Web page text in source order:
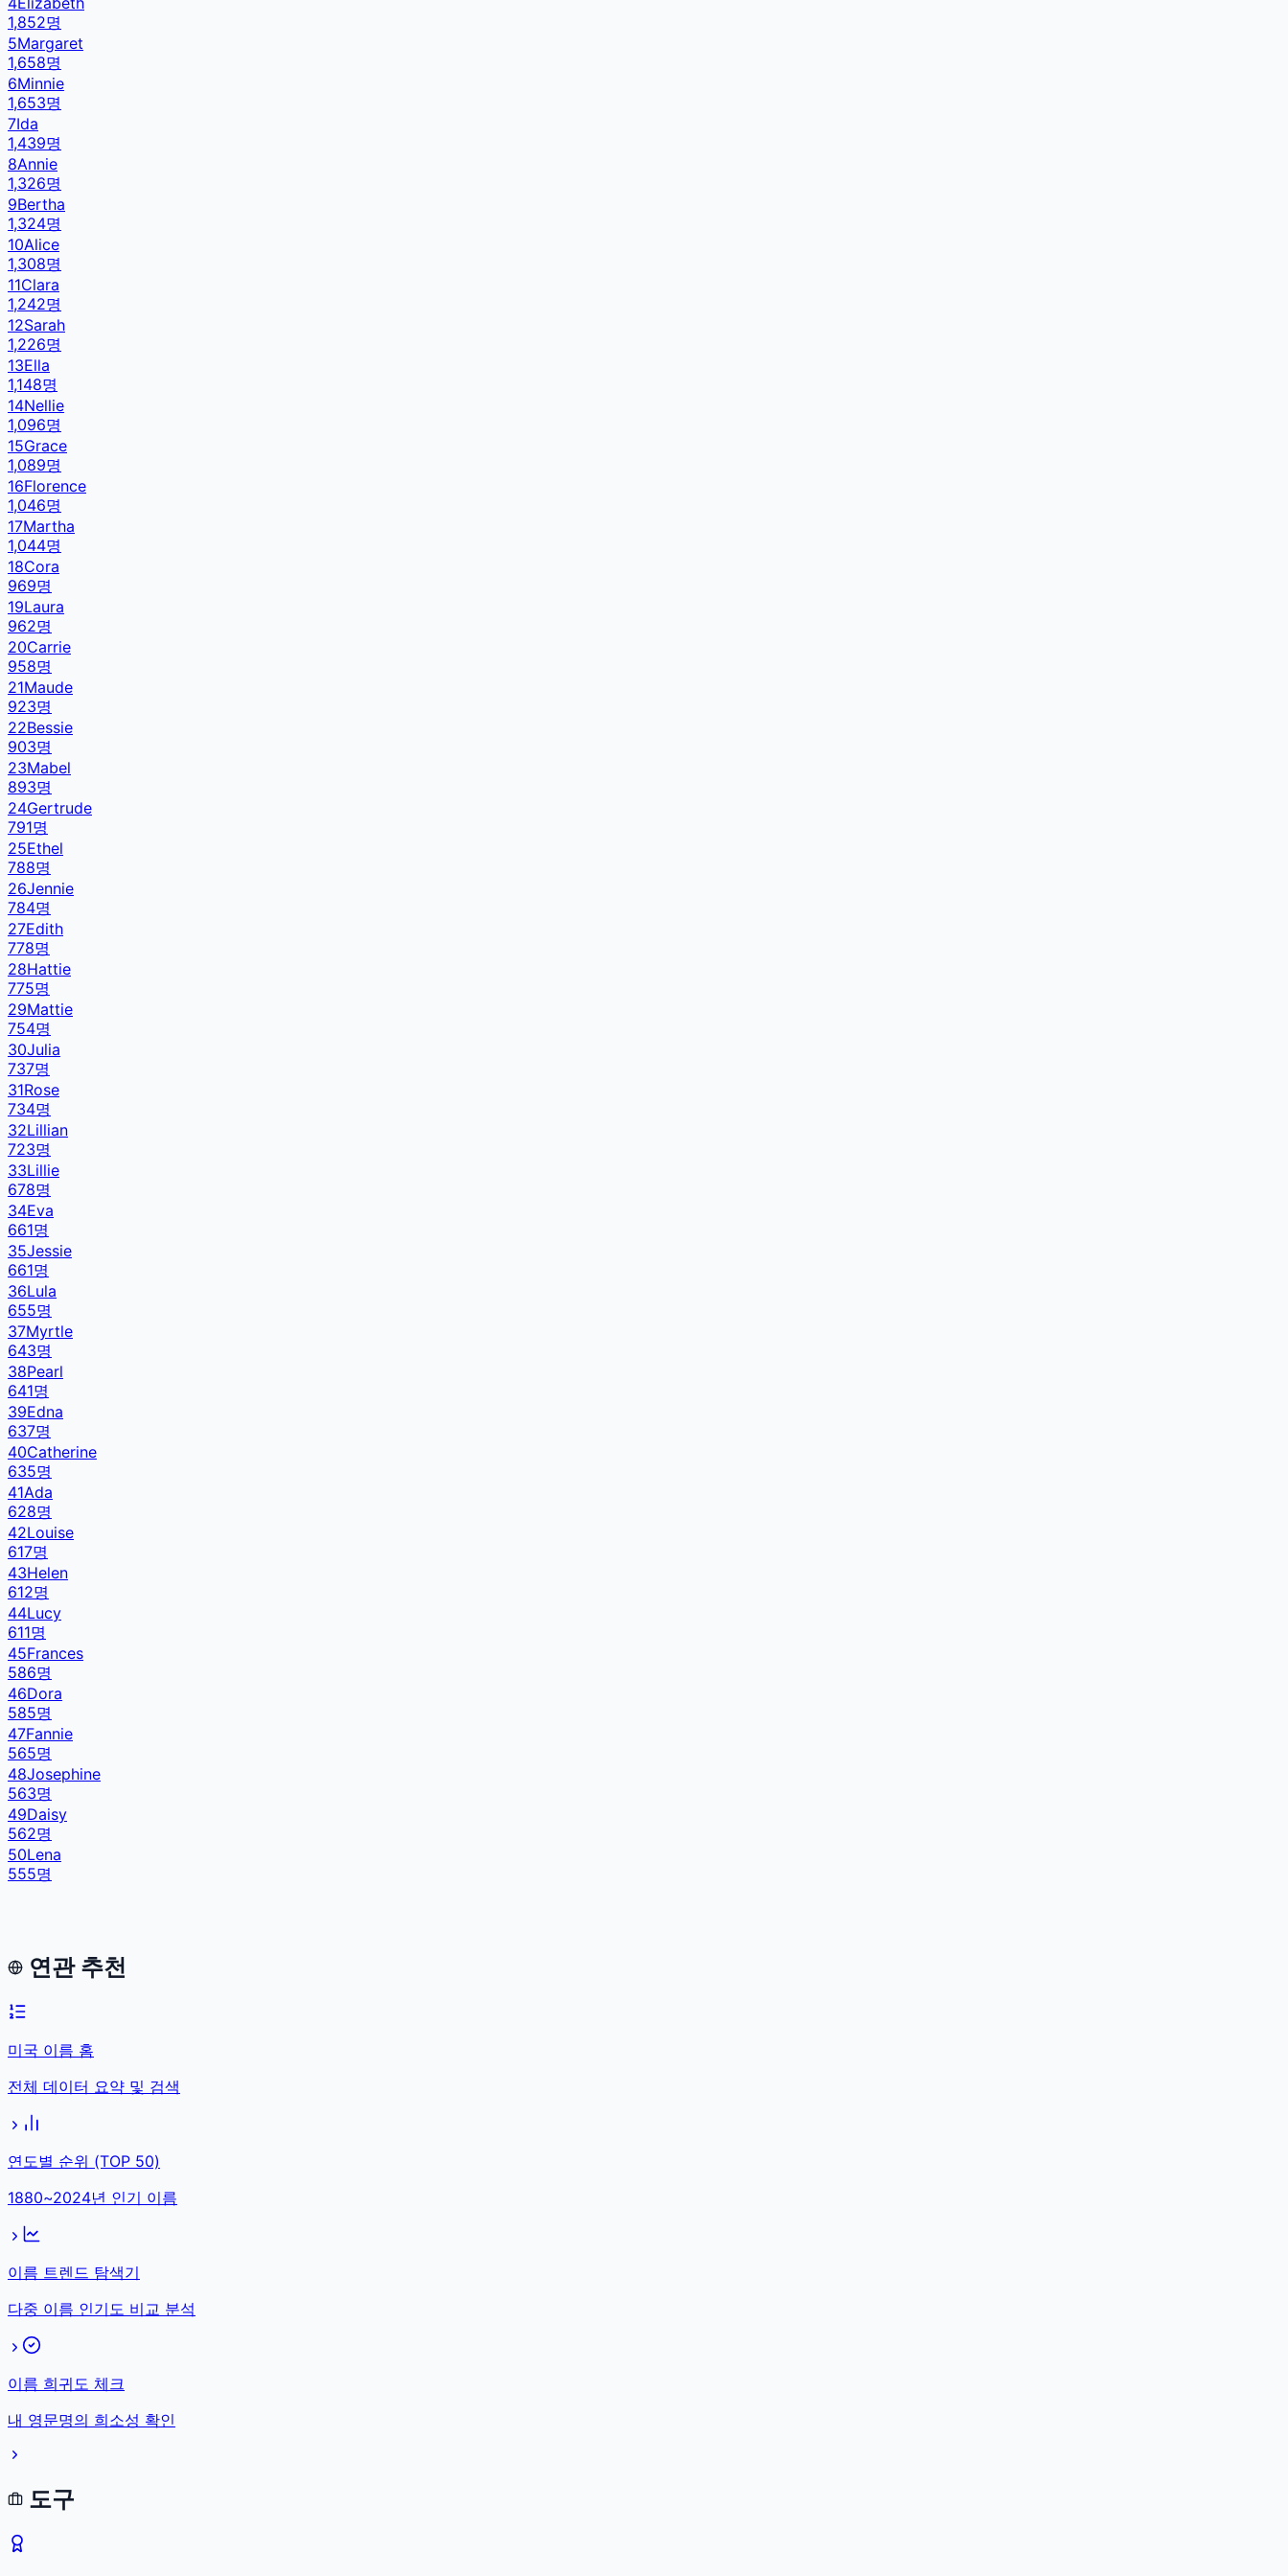
1,852명
5Margaret
1,658명
6Minnie
1,653명
7Ida
1,439명
8Annie
1,326명
9Bertha
1,324명
10Alice
1,308명
11Clara
1,242명
12Sarah
1,226명
13Ella
1,148명
14Nellie
1,096명
15Grace
1,089명
16Florence
1,046명
17Martha
1,044명
18Cora
969명
19Laura
962명
20Carrie
958명
21Maude
923명
22Bessie
903명
23Mabel
893명
24Gertrude
791명
25Ethel
788명
26Jennie
784명
27Edith
778명
28Hattie
775명
29Mattie
754명
30Julia
737명
31Rose
734명
32Lillian
723명
33Lillie
678명
34Eva
661명
35Jessie
661명
36Lula
655명
37Myrtle
643명
38Pearl
641명
39Edna
637명
40Catherine
635명
41Ada
628명
42Louise
617명
43Helen
612명
44Lucy
611명
45Frances
586명
46Dora
585명
47Fannie
565명
48Josephine
563명
49Daisy
562명
50Lena
555명
연관 추천
미국 이름 홈
전체 데이터 요약 및 검색
연도별 순위 (TOP 50)
1880~2024년 인기 이름
이름 트렌드 탐색기
다중 이름 인기도 비교 분석
이름 희귀도 체크
내 영문명의 희소성 확인
도구